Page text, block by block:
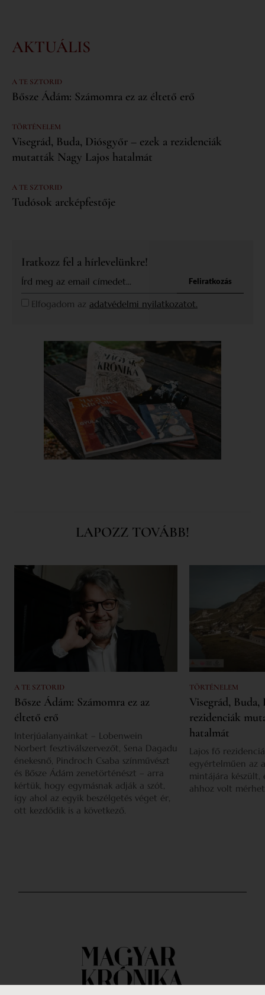
AKTUÁLIS
A TE SZTORID
Bősze Ádám: Számomra ez az éltető erő
TÖRTÉNELEM
Visegrád, Buda, Diósgyőr – ezek a rezidenciák
mutatták Nagy Lajos hatalmát
A TE SZTORID
Tudósok arcképfestője
Iratkozz fel a hírlevelünkre!
Elfogadom az adatvédelmi nyilatkozatot.
Feliratkozás
LAPOZZ TOVÁBB!
A TE SZTORID
Bősze Ádám: Számomra ez az
éltető erő
Interjúalanyainkat – Lobenwein
Norbert fesztiválszervezőt, Sena Dagadu
énekesnő, Pindroch Csaba színművészt
és Bősze Ádám zenetörténészt – arra
kértük, hogy egymásnak adják a szót,
így ahol az egyik beszélgetés véget ér,
ott kezdődik is a következő.
TÖRTÉNELEM
Visegrád,
rezidenciák
hatalmát
Lajos fő
egyértelműen az
mintájára készült,
ahhoz volt